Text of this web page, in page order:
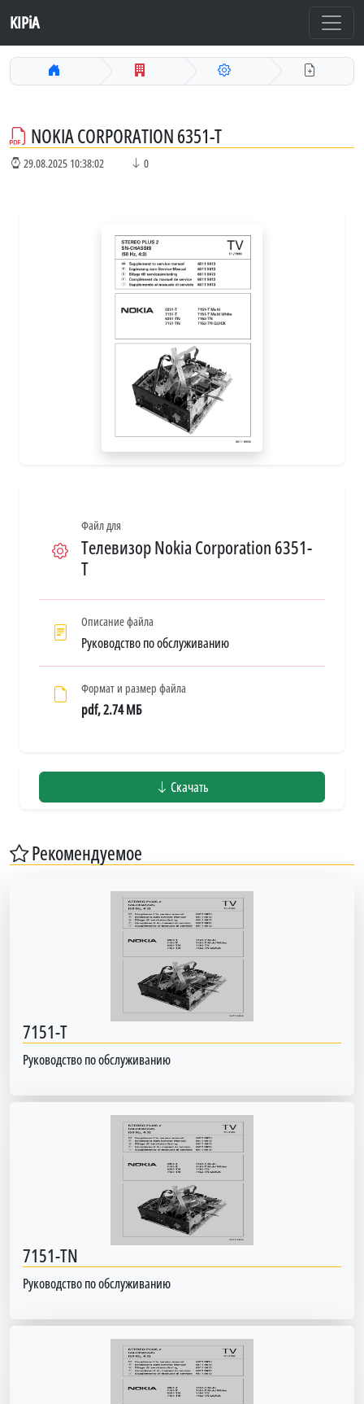
KIPiA
NOKIA CORPORATION 6351-T
29.08.2025 10:38:02 0
Файл для
Телевизор Nokia Corporation 6351-
T
Описание файла
Руководство по обслуживанию
Формат и размер файла
pdf, 2.74 МБ
Скачать
Рекомендуемое
7151-T
Руководство по обслуживанию
7151-TN
Руководство по обслуживанию